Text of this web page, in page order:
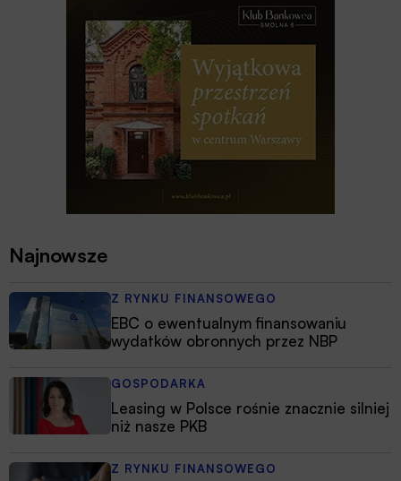
Najnowsze
Z RYNKU FINANSOWEGO
EBC o ewentualnym finansowaniu
wydatków obronnych przez NBP
GOSPODARKA
Leasing w Polsce rośnie znacznie silniej
niż nasze PKB
Z RYNKU FINANSOWEGO